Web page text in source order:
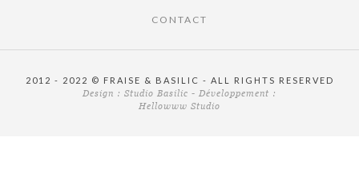
CONTACT
2012 - 2022 © FRAISE & BASILIC - ALL RIGHTS RESERVED
Design : Studio Basilic - Développement :
Hellowww Studio